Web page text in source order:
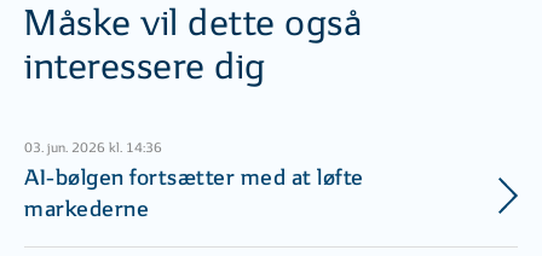
Måske vil dette også
interessere dig
03. jun. 2026 kl. 14:36
AI-bølgen fortsætter med at løfte
markederne